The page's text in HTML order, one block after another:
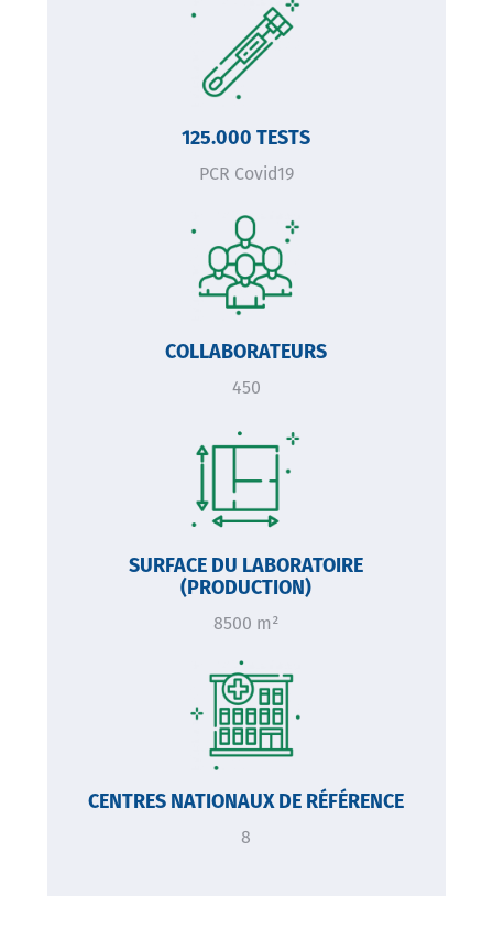
125.000 TESTS
PCR Covid19
COLLABORATEURS
450
SURFACE DU LABORATOIRE
(PRODUCTION)
8500 m²
CENTRES NATIONAUX DE RÉFÉRENCE
8